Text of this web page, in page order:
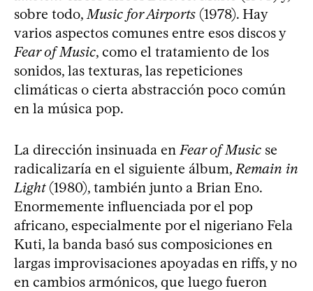
sobre todo, Music for Airports (1978). Hay
varios aspectos comunes entre esos discos y
Fear of Music, como el tratamiento de los
sonidos, las texturas, las repeticiones
climáticas o cierta abstracción poco común
en la música pop.
La dirección insinuada en Fear of Music se
radicalizaría en el siguiente álbum, Remain in
Light(1980), también junto a Brian Eno.
Enormemente influenciada por el pop
africano, especialmente por el nigeriano Fela
Kuti, la banda basó sus composiciones en
largas improvisaciones apoyadas en riffs, y no
en cambios armónicos, que luego fueron